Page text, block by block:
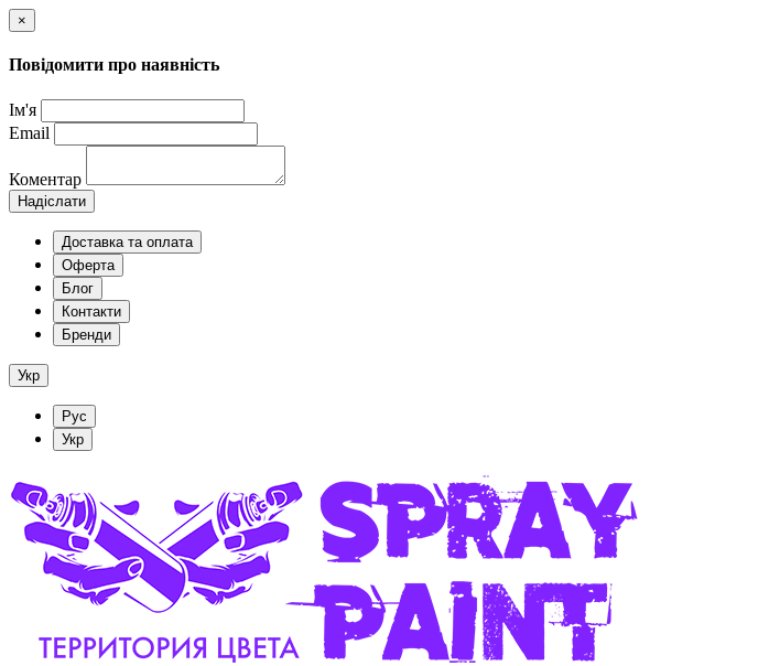
×
Повідомити про наявність
Ім'я
Email
Коментар
Надіслати
Доставка та оплата
Оферта
Блог
Контакти
Бренди
Укр
Рус
Укр